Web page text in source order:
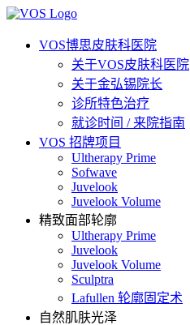
VOS博思皮肤科医院
关于VOS皮肤科医院
关于金弘锡院长
诊所特色治疗
就诊时间 / 来院指南
VOS 招牌项目
Ultherapy Prime
Sofwave
Juvelook
Juvelook Volume
精致面部轮廓
Ultherapy Prime
Juvelook
Juvelook Volume
Sculptra
Lafullen 轮廓固定术
自然肌肤光泽